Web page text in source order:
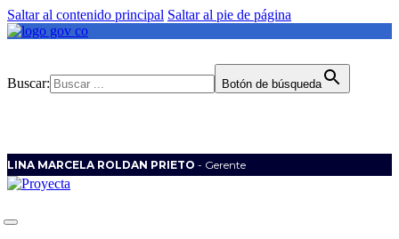
Saltar al contenido principal Saltar al pie de página
Buscar: Botón de búsqueda
LINA MARCELA ROLDAN PRIETO - Gerente